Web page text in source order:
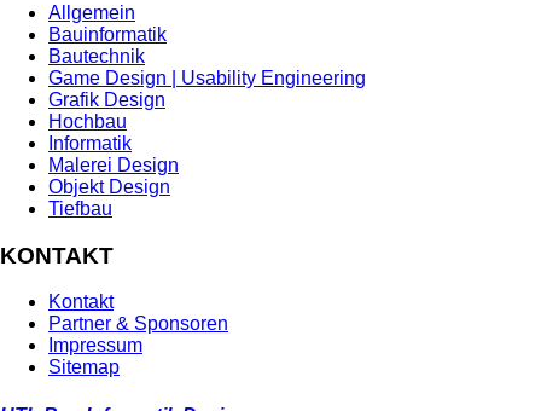
Allgemein
Bauinformatik
Bautechnik
Game Design | Usability Engineering
Grafik Design
Hochbau
Informatik
Malerei Design
Objekt Design
Tiefbau
KONTAKT
Kontakt
Partner & Sponsoren
Impressum
Sitemap